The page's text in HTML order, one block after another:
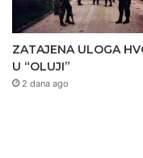
ZATAJENA ULOGA
U “OLUJI”
2 dana ago